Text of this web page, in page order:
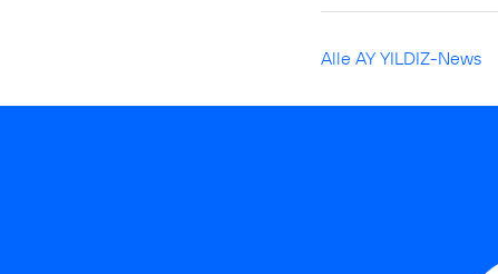
Alle AY YILDIZ-News